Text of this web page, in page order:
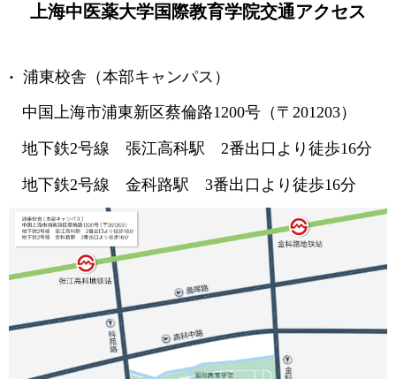
上海中医薬大学国際教育学院交通アクセス
· 浦東校舎（本部キャンパス）
中国上海市浦東新区蔡倫路1200号（〒201203）
地下鉄2号線 張江高科駅 2番出口より徒歩16分
地下鉄2号線 金科路駅 3番出口より徒歩16分